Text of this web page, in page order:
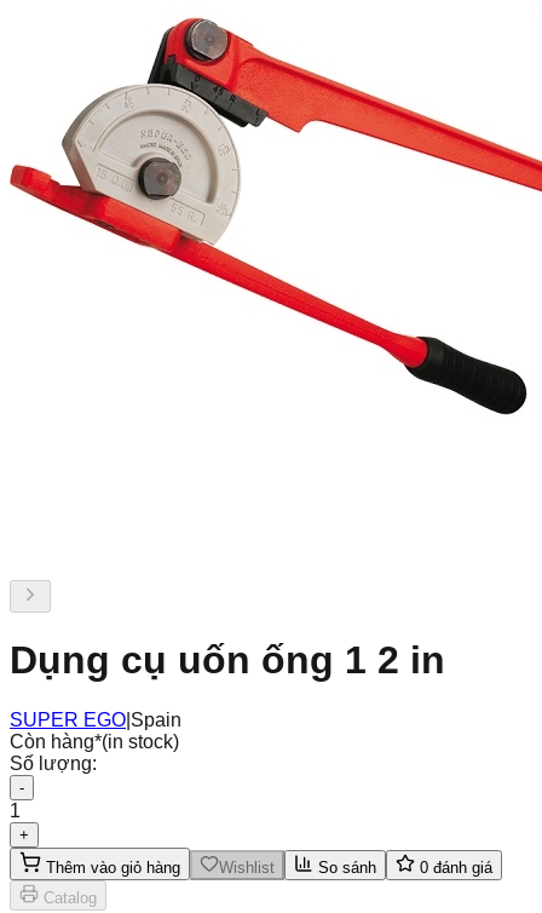
Dụng cụ uốn ống 1 2 in
SUPER EGO Spain
Còn hàng*(in stock)
Số lượng:
-
1
+
Thêm vào giỏ hàng
Wishlist So sánh 0 đánh giá
Catalog